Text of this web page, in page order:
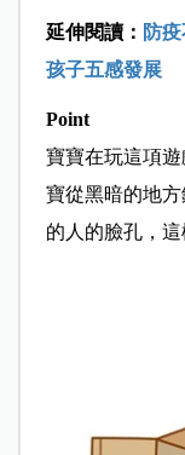
延伸閱讀： 防
孩子五感發展
Point
寶寶在玩這項
寶從黑暗的地
的人的臉孔，這